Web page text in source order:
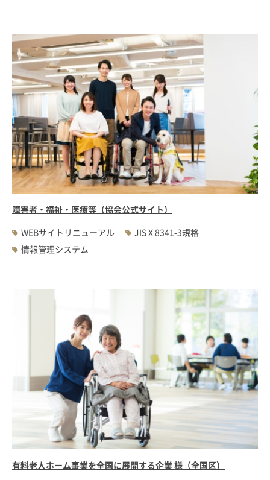
障害者・福祉・医療等（協会公式サイト）
WEBサイトリニューアル
JIS X 8341-3規格
情報管理システム
有料老人ホーム事業を全国に展開する企業 様（全国区）